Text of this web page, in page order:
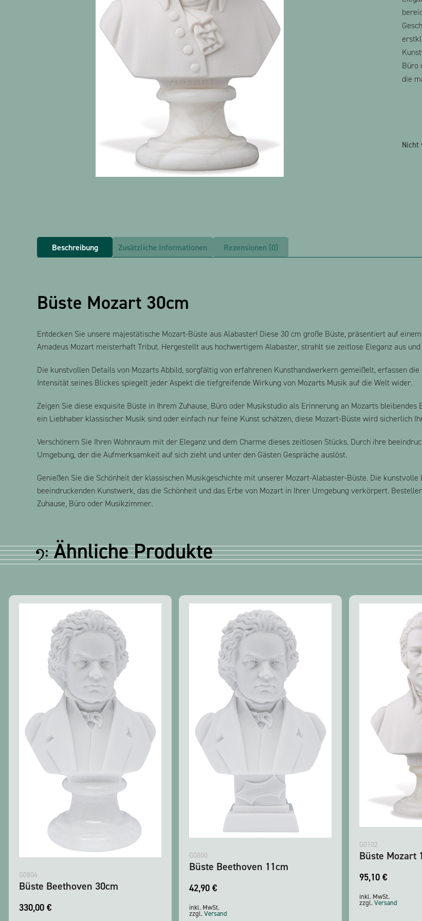
Büro
die
Nicht
Beschreibung Zusätzliche Informationen Rezensionen (0)
Büste Mozart 30cm
Entdecken Sie unsere majestätische Mozart-Büste aus Alabaster! Diese 30 cm große Büste, präsentiert auf
Amadeus Mozart meisterhaft Tribut. Hergestellt aus hochwertigem Alabaster, strahlt sie zeitlose Eleganz aus
Die kunstvollen Details von Mozarts Abbild, sorgfältig von erfahrenen Kunsthandwerkern gemeißelt, erfassen
Intensität seines Blickes spiegelt jeder Aspekt die tiefgreifende Wirkung von Mozarts Musik auf die Welt wider.
Zeigen Sie diese exquisite Büste in Ihrem Zuhause, Büro oder Musikstudio als Erinnerung an Mozarts
ein Liebhaber klassischer Musik sind oder einfach nur feine Kunst schätzen, diese Mozart-Büste wird sicherlich
Verschönern Sie Ihren Wohnraum mit der Eleganz und dem Charme dieses zeitlosen Stücks. Durch ihre
Umgebung, der die Aufmerksamkeit auf sich zieht und unter den Gästen Gespräche auslöst.
Genießen Sie die Schönheit der klassischen Musikgeschichte mit unserer Mozart-Alabaster-Büste. Die
beeindruckenden Kunstwerk, das die Schönheit und das Erbe von Mozart in Ihrer Umgebung verkörpert.
Zuhause, Büro oder Musikzimmer.
Ähnliche Produkte
G0804
Büste Beethoven 30cm
330,00 €
G0800
Büste Beethoven 11cm
42,90 €
inkl. MwSt.
zzgl.Versand
G0102
Büste Mozart
95,10 €
inkl. MwSt.
zzgl.Versand